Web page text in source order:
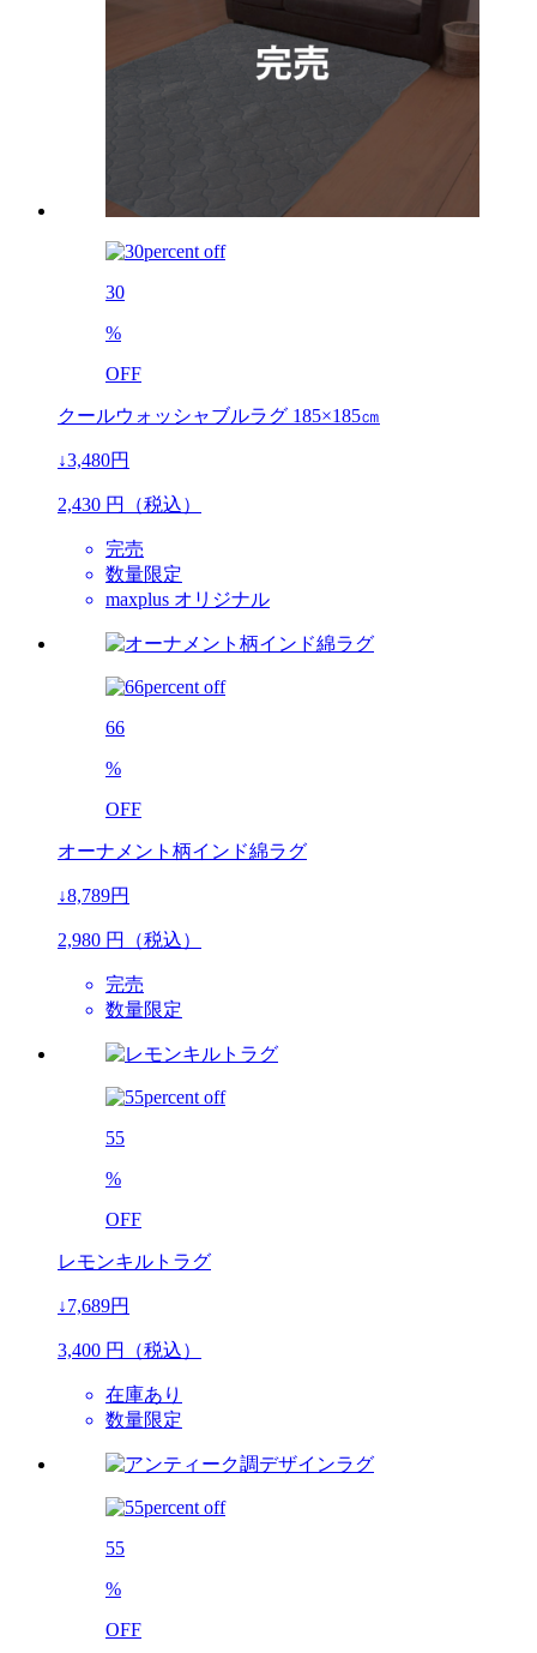
30
%
OFF
クールウォッシャブルラグ 185×185㎝
↓3,480円
2,430 円（税込）
完売
数量限定
maxplus オリジナル
66
%
OFF
オーナメント柄インド綿ラグ
↓8,789円
2,980 円（税込）
完売
数量限定
55
%
OFF
レモンキルトラグ
↓7,689円
3,400 円（税込）
在庫あり
数量限定
55
%
OFF